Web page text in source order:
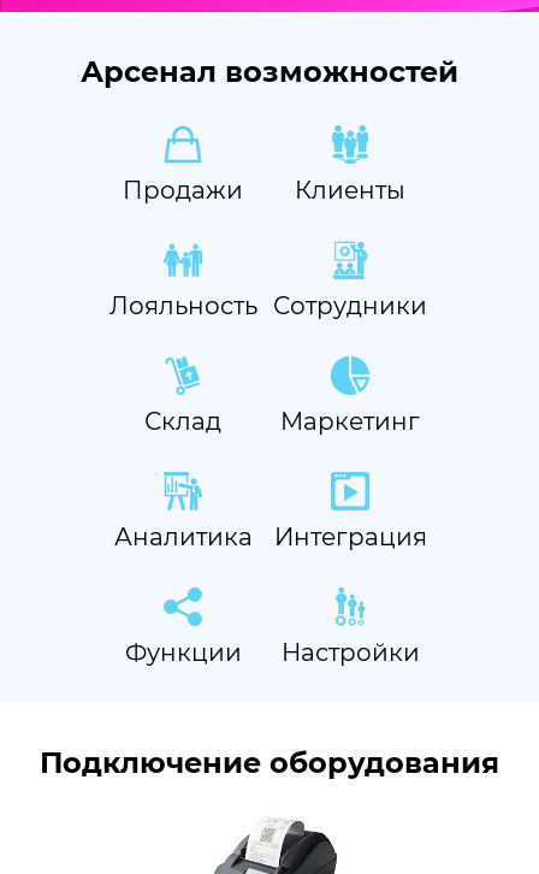
Арсенал возможностей
Продажи Клиенты
Лояльность Сотрудники
Склад Маркетинг
Аналитика Интеграция
Функции Настройки
Подключение оборудования